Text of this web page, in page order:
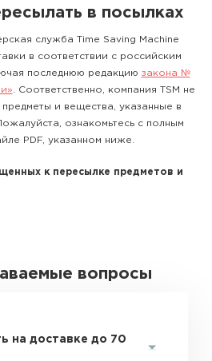
в посылках
служба Time Saving Machine
в соответствии с российским
последнюю редакцию закона №
. Соответственно, компания TSM не
и вещества, указанные в
ознакомьтесь с полным
PDF, указанном ниже.
к пересылке предметов и
вопросы
на доставке до 70